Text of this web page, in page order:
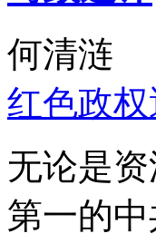
何清涟
红色政
无论是
第一的